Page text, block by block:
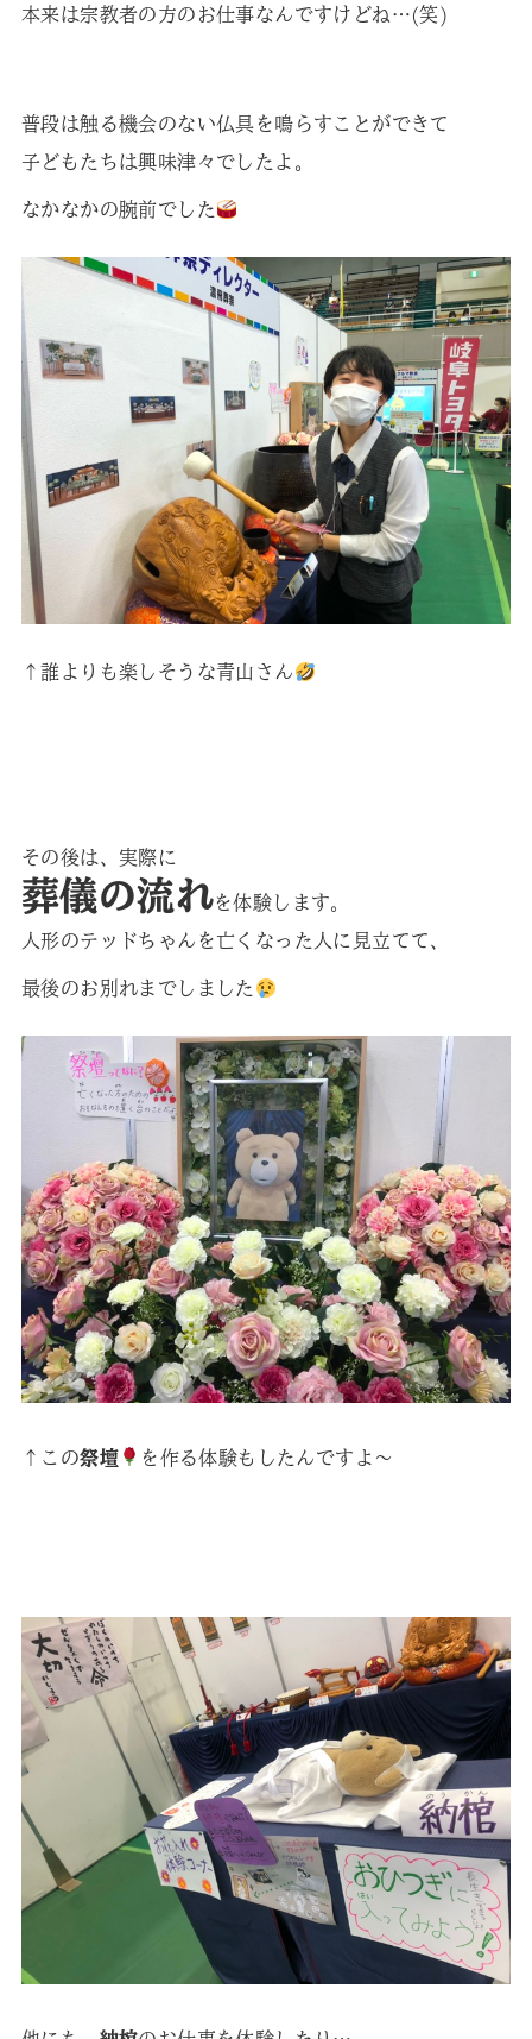
本来は宗教者の方のお仕事なんですけどね…(笑)
普段は触る機会のない仏具を鳴らすことができて
子どもたちは興味津々でしたよ。
なかなかの腕前でした
↑誰よりも楽しそうな青山さん
その後は、実際に
葬儀の流れを体験します。
人形のテッドちゃんを亡くなった人に見立てて、
最後のお別れまでしました
↑この祭壇 を作る体験もしたんですよ～